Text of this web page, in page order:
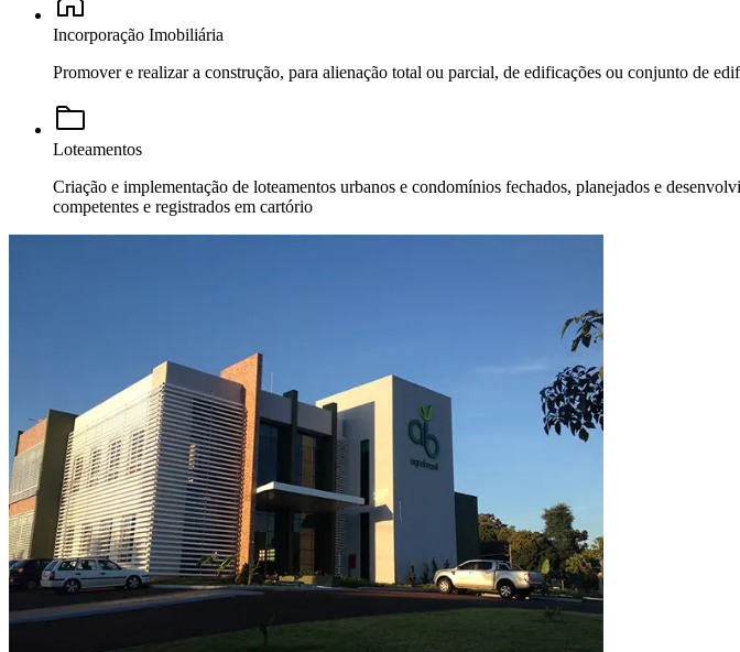
Incorporação Imobiliária
Promover e realizar a construção, para alienação total ou parcial, de edificações ou conjunto de
Loteamentos
Criação e implementação de loteamentos urbanos e condomínios fechados, planejados e
competentes e registrados em cartório